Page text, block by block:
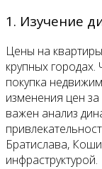
1. Изучение
Цены на
крупных
покупка
изменения цен
важен анализ
Братислава,
инфраструктурой.